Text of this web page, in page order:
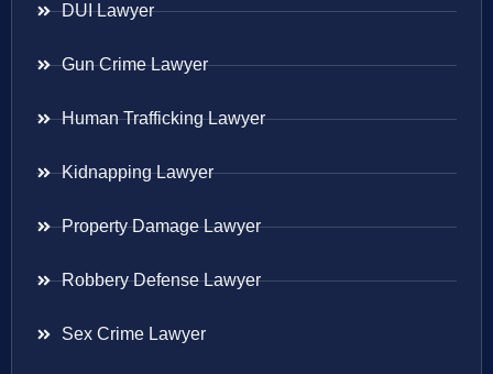
DUI Lawyer
Gun Crime Lawyer
Human Trafficking Lawyer
Kidnapping Lawyer
Property Damage Lawyer
Robbery Defense Lawyer
Sex Crime Lawyer